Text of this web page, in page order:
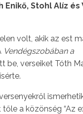
Stohl Alíz és
volt, akik az est
Vendégszobában a
verseiket Tóth
a közönség “Az